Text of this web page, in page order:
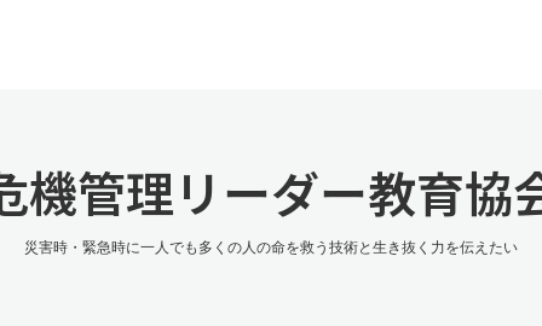
機管理リーダー教育協
災害時・緊急時に一人でも多くの人の命を救う技術と生き抜く力を伝えたい